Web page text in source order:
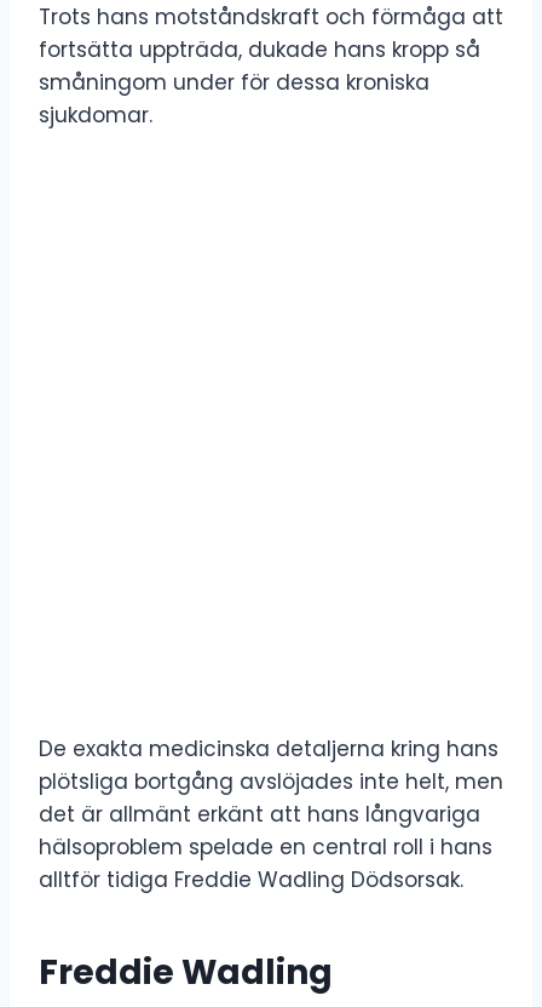
Trots hans motståndskraft och förmåga att
fortsätta uppträda, dukade hans kropp så
småningom under för dessa kroniska
sjukdomar.
De exakta medicinska detaljerna kring hans
plötsliga bortgång avslöjades inte helt, men
det är allmänt erkänt att hans långvariga
hälsoproblem spelade en central roll i hans
alltför tidiga Freddie Wadling Dödsorsak.
Freddie Wadling